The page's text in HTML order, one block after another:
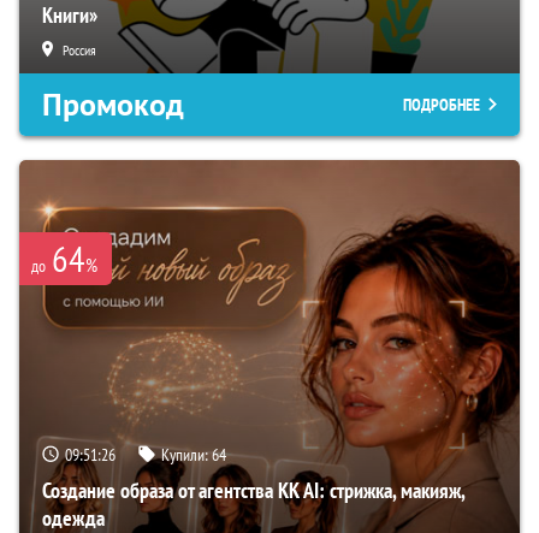
Книги»
Россия
Промокод ПОДРОБНЕЕ
до 64%
09:51:25 Купили:64
Создание образа от агентства KK AI: стрижка, макияж,
одежда